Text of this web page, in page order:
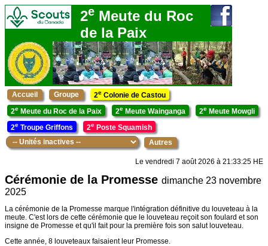
2e Meute du Roc
de la Paix
Accueil Groupe 2e Colonie de Castou
2e Meute du Roc de la Paix 2e Meute Wainganga 2e Meute Mowgli
2e Troupe Griffons 2e Poste Squamish
Autres
Le vendredi 7 août 2026 à 21:33:25 HE
Cérémonie de la Promesse dimanche 23 novembre
2025
La cérémonie de la Promesse marque l'intégration définitive du louveteau à la
meute. C'est lors de cette cérémonie que le louveteau reçoit son foulard et son
insigne de Promesse et qu'il fait pour la première fois son salut louveteau.
Cette année, 8 louveteaux faisaient leur Promesse.